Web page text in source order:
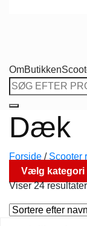
OmButikken
Søg
efter:
Dæk
Forside / Scooter
Vælg kategori
Viser 24 resultater